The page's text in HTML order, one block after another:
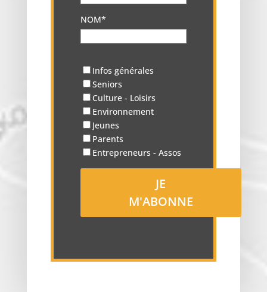
NOM*
Infos générales
Seniors
Culture - Loisirs
Environnement
Jeunes
Parents
Entrepreneurs - Assos